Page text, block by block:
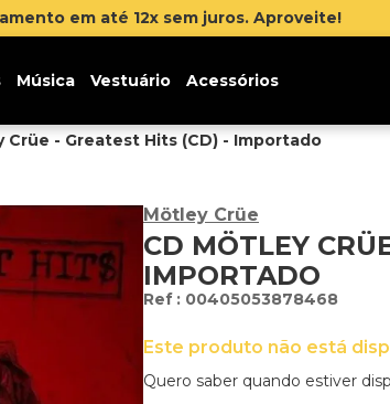
na newsletter e ganhe 5% de desconto na
Música Vestuário Acessórios
Crüe - Greatest Hits (CD) - Importado
Mötley Crüe
CD MÖTLEY
IMPORTADO
: 00405053878468
Este produto não está
Quero saber quando estiver